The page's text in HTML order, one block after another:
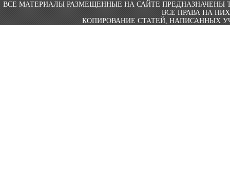
ВСЕ МАТЕРИАЛЫ РАЗМЕЩЕННЫЕ НА САЙТЕ ПРЕДНАЗНАЧЕНЫ
ВСЕ ПРАВА НА
КОПИРОВАНИЕ СТАТЕЙ, НАПИСАННЫХ